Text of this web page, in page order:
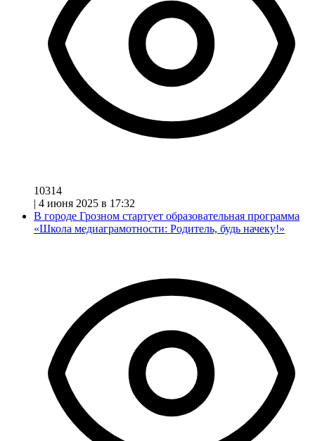
10314
| 4 июня 2025 в 17:32
В городе Грозном стартует образовательная программа
«Школа медиаграмотности: Родитель, будь начеку!»